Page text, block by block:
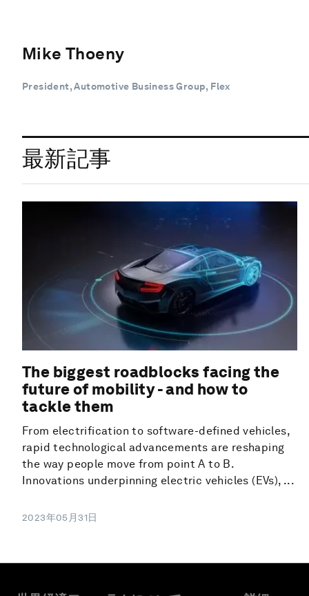
Mike Thoeny
President, Automotive Business Group, Flex
最新記事
The biggest roadblocks facing the
future of mobility - and how to
tackle them
From electrification to software-defined vehicles,
rapid technological advancements are reshaping
the way people move from point A to B.
Innovations underpinning electric vehicles (EVs), ...
2023年05月31日